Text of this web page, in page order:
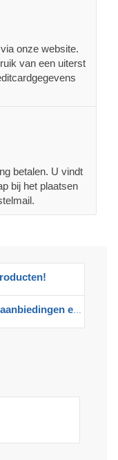
onze website.
van een uiterst
betalen. U vindt
bij het plaatsen
en advies